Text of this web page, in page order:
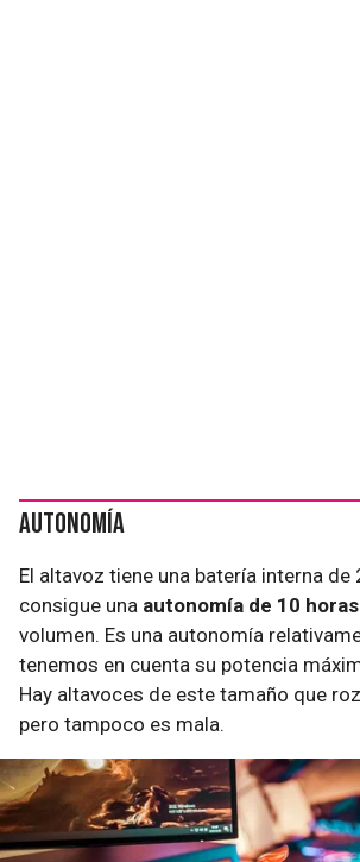
Autonomía
El altavoz tiene una batería interna de
consigue una autonomía de 10 horas
volumen. Es una autonomía
tenemos en cuenta su potencia
Hay altavoces de este tamaño que
pero tampoco es mala.